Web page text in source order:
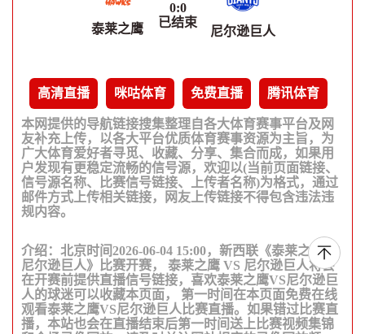
泰莱之鹰
0:0
已结束
尼尔逊巨人
高清直播 咪咕体育 免费直播 腾讯体育
本网提供的导航链接搜集整理自各大体育赛事平台及网
友补充上传，以各大平台优质体育赛事资源为主旨，为
广大体育爱好者寻觅、收藏、分享、集合而成，如果用
户发现有更稳定流畅的信号源，欢迎以(当前页面链接、
信号源名称、比赛信号链接、上传者名称)为格式，通过
邮件方式上传相关链接，网友上传链接不得包含违法违
规内容。
介绍：北京时间2026-06-04 15:00，新西联《泰莱之鹰VS
尼尔逊巨人》比赛开赛， 泰莱之鹰 VS 尼尔逊巨人将会
在开赛前提供直播信号链接，喜欢泰莱之鹰VS尼尔逊巨
人的球迷可以收藏本页面， 第一时间在本页面免费在线
观看泰莱之鹰VS尼尔逊巨人比赛直播。如果错过比赛直
播，本站也会在直播结束后第一时间送上比赛视频集锦